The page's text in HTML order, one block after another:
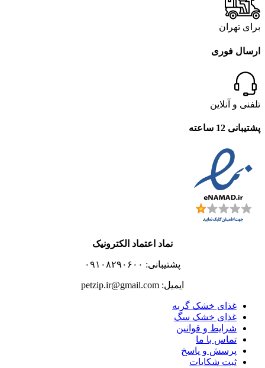
برای تهران
ارسال فوری
تلفنی و آنلاین
پشتیبانی 12 ساعته
نماد اعتماد الکترونیک
پشتیبانی: ۰۹۱۰۸۲۹۰۶۰۰
ایمیل: petzip.ir@gmail.com
غذای خشک گربه
غذای خشک سگ
شرایط و قوانین
تماس با ما
پرسش و پاسخ
ثبت شکایات